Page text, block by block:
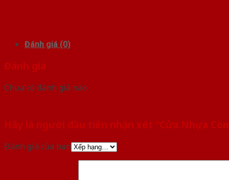
Đánh giá (0)
Đánh giá
Chưa có đánh giá nào.
Hãy là người đầu tiên nhận xét “Cửa Nhựa
Đánh giá của bạn